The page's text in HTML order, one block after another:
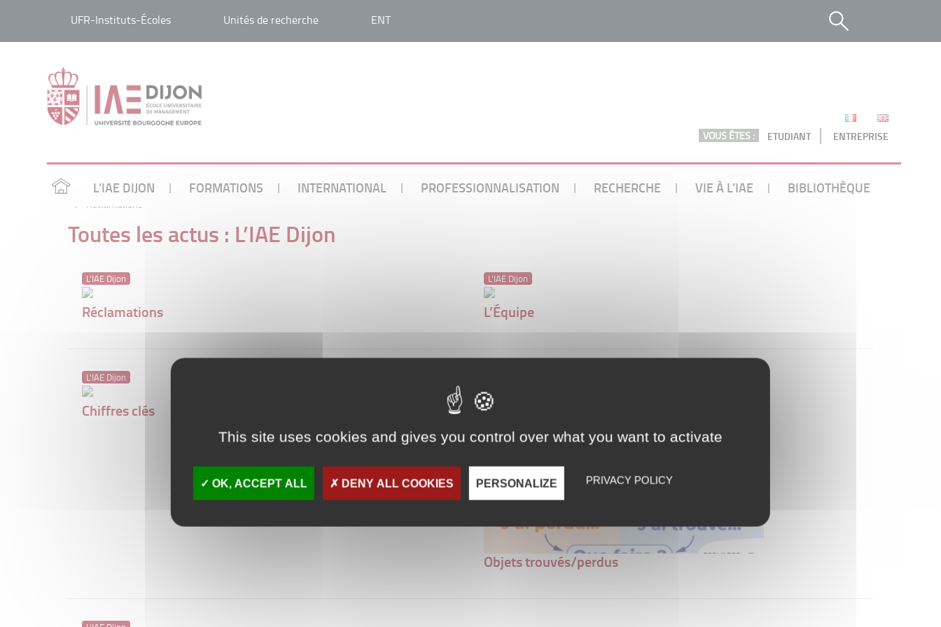
UFR-Instituts-Écoles Unités de recherche ENT
VOUS ÊTES : ETUDIANT ENTREPRISE
L’IAE DIJON FORMATIONS INTERNATIONAL PROFESSIONNALISATION RECHERCHE VIE À L’IAE BIBLIOTHÈQUE
/ Réclamations
Toutes les actus : L’IAE Dijon
L'IAE Dijon
Réclamations
L'IAE Dijon
L’Équipe
L'IAE Dijon
Chiffres clés
Objets trouvés/perdus
This site uses cookies and gives you control over what you want to activate
OK, ACCEPT ALL DENY ALL COOKIES PERSONALIZE PRIVACY POLICY